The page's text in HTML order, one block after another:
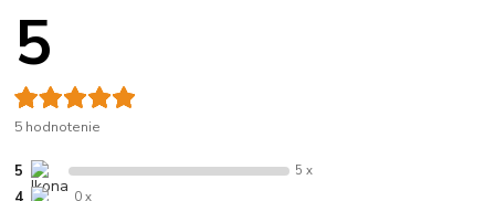
5
5 hodnotenie
5 5 x
0 x